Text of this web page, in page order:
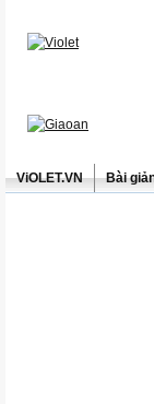
ViOLET.VN Bài